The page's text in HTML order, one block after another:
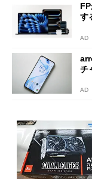
す
AD
チ
AD